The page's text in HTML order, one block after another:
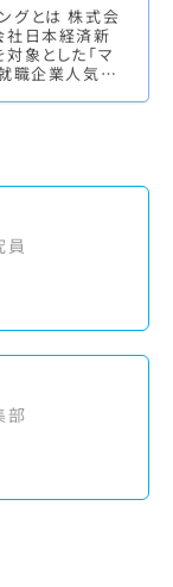
グとは 株式会
社日本経済新
象とした「マ
職企業人気ラ
員
部